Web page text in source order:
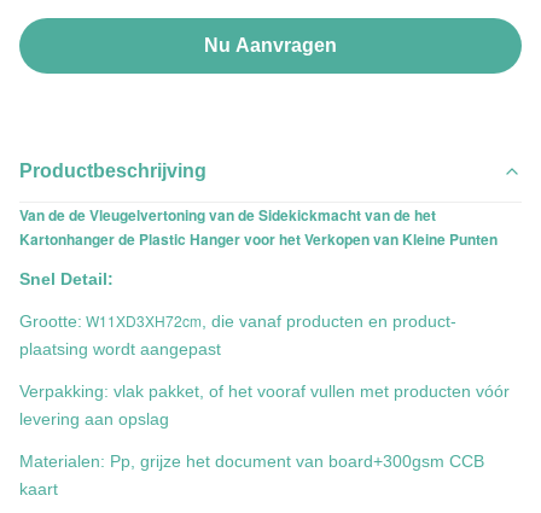
Nu Aanvragen
Productbeschrijving
Van de de Vleugelvertoning van de Sidekickmacht van de het
Kartonhanger de Plastic Hanger voor het Verkopen van Kleine Punten
Snel Detail:
Grootte: W11XD3XH72cm , die vanaf producten en product-
plaatsing wordt aangepast
Verpakking: vlak pakket, of het vooraf vullen met producten vóór
levering aan opslag
Materialen: Pp, grijze het document van board+300gsm CCB
kaart